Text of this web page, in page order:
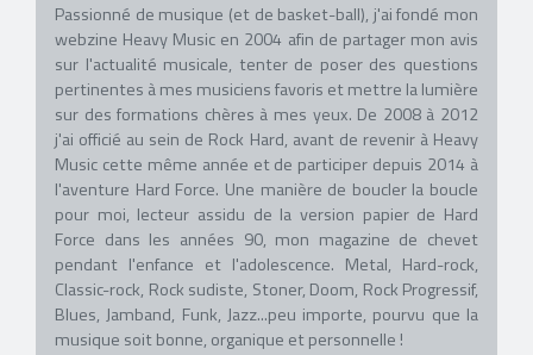
Passionné de musique (et de basket-ball), j'ai fondé mon
webzine Heavy Music en 2004 afin de partager mon avis
sur l'actualité musicale, tenter de poser des questions
pertinentes à mes musiciens favoris et mettre la lumière
sur des formations chères à mes yeux. De 2008 à 2012
j'ai officié au sein de Rock Hard, avant de revenir à Heavy
Music cette même année et de participer depuis 2014 à
l'aventure Hard Force. Une manière de boucler la boucle
pour moi, lecteur assidu de la version papier de Hard
Force dans les années 90, mon magazine de chevet
pendant l'enfance et l'adolescence. Metal, Hard-rock,
Classic-rock, Rock sudiste, Stoner, Doom, Rock Progressif,
Blues, Jamband, Funk, Jazz...peu importe, pourvu que la
musique soit bonne, organique et personnelle !